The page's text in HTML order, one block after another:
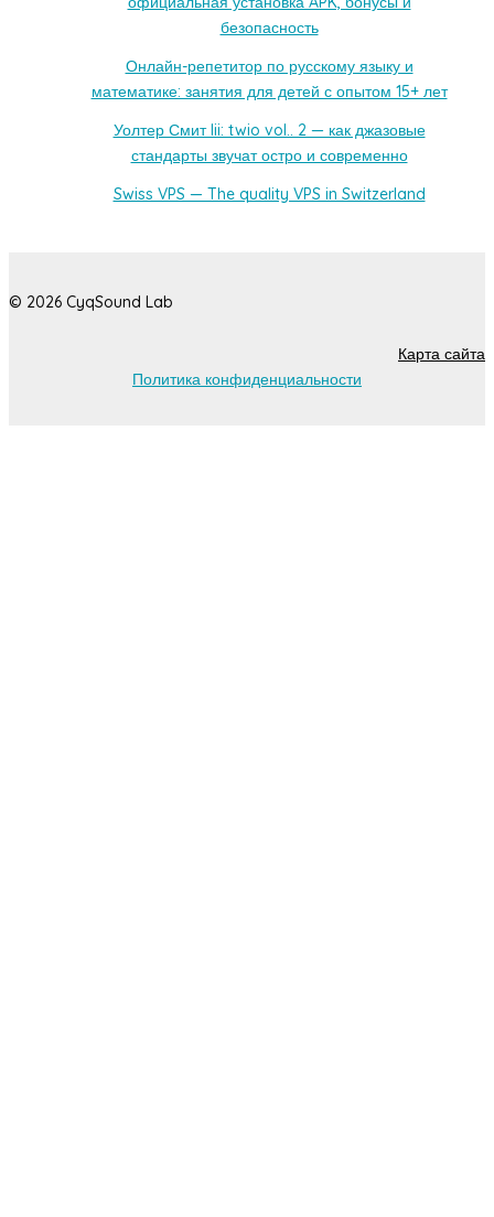
безопасность
Онлайн-репетитор по русскому языку и
математике: занятия для детей с опытом 15+ лет
Уолтер Смит Iii: twio vol.. 2 — как джазовые
стандарты звучат остро и современно
Swiss VPS — The quality VPS in Switzerland
© 2026 CyqSound Lab
Карта сайта
Политика конфиденциальности